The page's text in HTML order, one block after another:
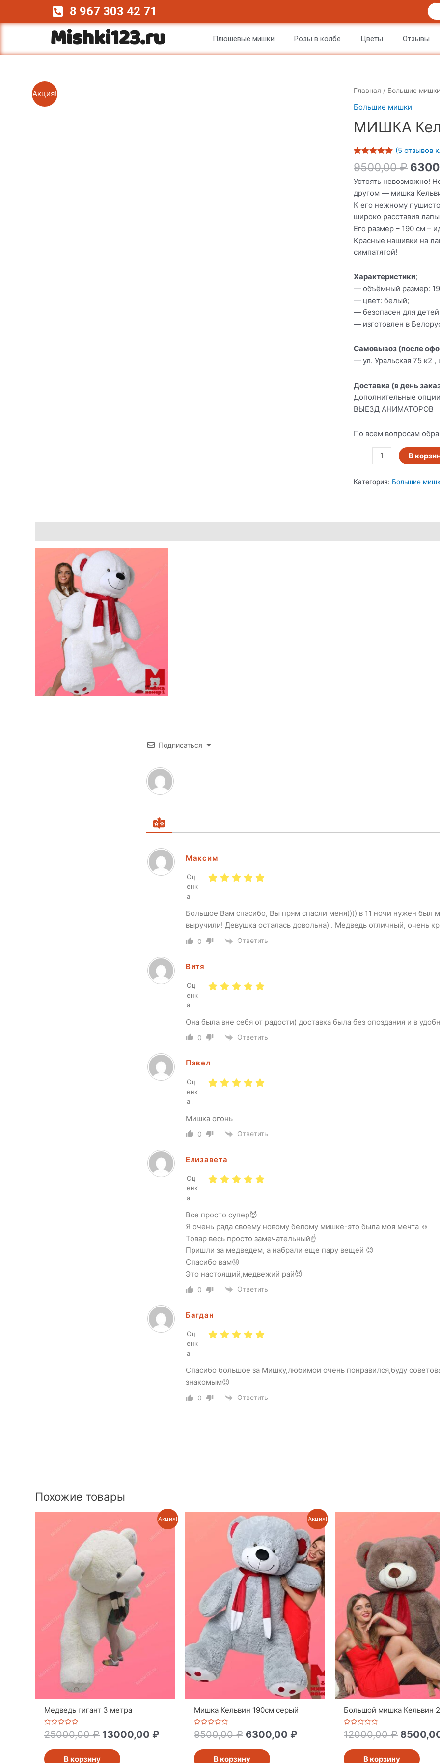
содержимому
8 967 303 42 71
Mishki123.ru Плюшевые мишки Розы в колбе Цветы Отзывы
Акция! Главная / Большие мишки
Большие мишки
МИШКА
Рейтинг
из 5 на
опроса
4
пользователей
(5 отзывов
9500,00₽
Устоять невозможно!
другом — мишка
К его нежному
широко расставив
Его размер – 190 см –
Красные нашивки на
симпатягой!
Характеристики;
— объёмный размер:
— цвет: белый;
— безопасен для детей;
— изготовлен в
Самовывоз (после
— ул. Уральская 75 к2
Доставка (в день
Дополнительные
ВЫЕЗД АНИМАТОРОВ
По всем вопросам
Количество
МИШКА
Кельвин,
СМ
БЕЛЫЙ
В
Категория: Большие
Подписаться
Максим
Оц
енк
а :
Большое Вам спасибо, Вы прям спасли меня)))) в 11 ночи нужен был
выручили! Девушка осталась довольна) . Медведь отличный, очень
0 Ответить
Витя
Оц
енк
а :
Она была вне себя от радости) доставка была без опоздания и в
0 Ответить
Павел
Оц
енк
а :
Мишка огонь
0 Ответить
Елизавета
Оц
енк
а :
Все просто супер😈
Я очень рада своему новому белому мишке-это была моя мечта ☺
Товар весь просто замечательный☝
Пришли за медведем, а набрали еще пару вещей 😊
Спасибо вам😜
Это настоящий,медвежий рай😈
0 Ответить
Багдан
Оц
енк
а :
Спасибо большое за Мишку,любимой очень понравился,буду
знакомым😉
0 Ответить
Похожие товары
Акция!
Медведь гигант 3 метра
Оценка
0
25000,00₽ 13000,00 ₽
В корзину
Акция!
Мишка Кельвин 190см серый
Оценка
0
9500,00₽ 6300,00 ₽
В корзину
Большой мишка Кельвин
Оценка
0
12000,00₽
В корзину